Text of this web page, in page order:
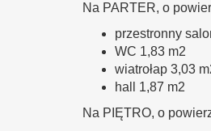
Na PARTER, o
przestronny
WC 1,83 m2
wiatrołap 3,03
hall 1,87 m2
Na PIĘTRO, o